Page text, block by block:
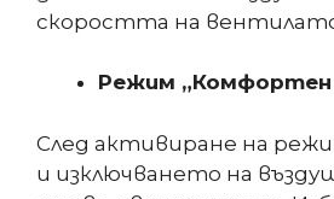
скоростта на
Режим „Комфортен
След активиране на
и изключването на